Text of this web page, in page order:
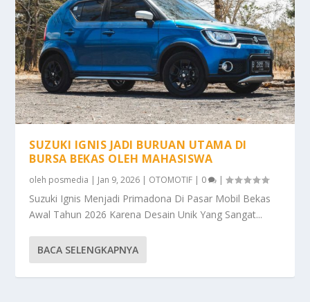
SUZUKI IGNIS JADI BURUAN UTAMA DI
BURSA BEKAS OLEH MAHASISWA
oleh posmedia | Jan 9, 2026 | OTOMOTIF | 0 |
Suzuki Ignis Menjadi Primadona Di Pasar Mobil Bekas
Awal Tahun 2026 Karena Desain Unik Yang Sangat...
BACA SELENGKAPNYA